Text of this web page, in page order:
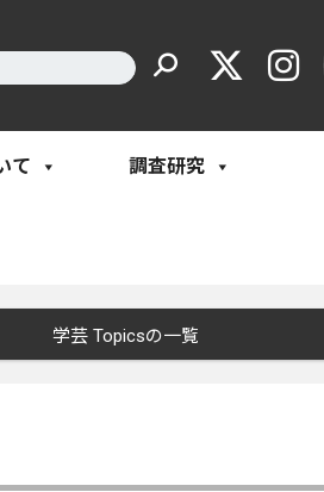
て 調査研究
学芸 Topicsの一覧